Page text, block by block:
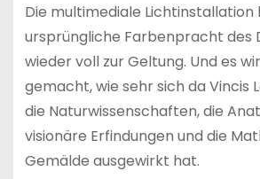
Die multimediale Lichtinstallation
ursprüngliche Farbenpracht des
wieder voll zur Geltung. Und es
gemacht, wie sehr sich da Vincis
die Naturwissenschaften, die
visionäre Erfindungen und die
Gemälde ausgewirkt hat.